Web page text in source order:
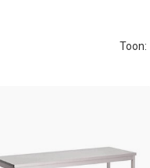
Toon: